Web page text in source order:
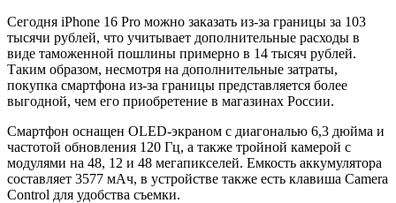
Сегодня iPhone 16 Pro можно заказать из-за границы за 103
тысячи рублей, что учитывает дополнительные расходы в
виде таможенной пошлины примерно в 14 тысяч рублей.
Таким образом, несмотря на дополнительные затраты,
покупка смартфона из-за границы представляется более
выгодной, чем его приобретение в магазинах России.
Смартфон оснащен OLED-экраном с диагональю 6,3 дюйма и
частотой обновления 120 Гц, а также тройной камерой с
модулями на 48, 12 и 48 мегапикселей. Емкость аккумулятора
составляет 3577 мАч, в устройстве также есть клавиша Camera
Control для удобства съемки.